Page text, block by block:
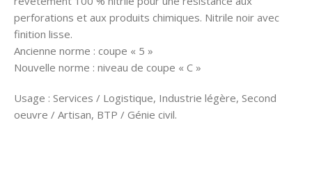
perforations et aux produits chimiques. Nitrile noir avec
finition lisse.
Ancienne norme : coupe « 5 »
Nouvelle norme : niveau de coupe « C »
Usage : Services / Logistique, Industrie légère, Second
oeuvre / Artisan, BTP / Génie civil.